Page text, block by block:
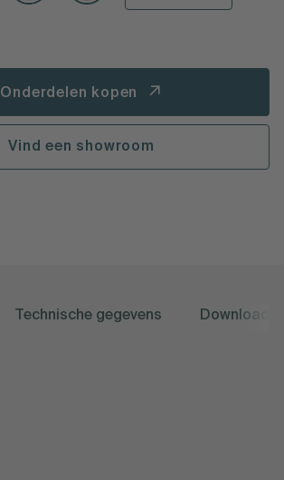
Onderdelen kopen
Vind een showroom
Technische gegevens Downloads